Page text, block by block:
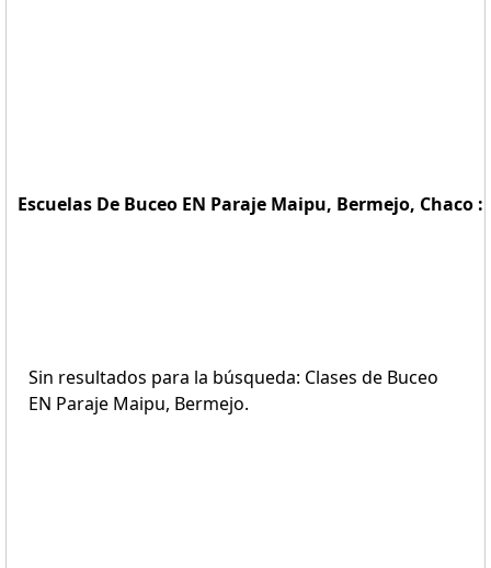
Escuelas De Buceo EN Paraje Maipu, Bermejo, Chaco :
Sin resultados para la búsqueda: Clases de Buceo
EN Paraje Maipu, Bermejo.